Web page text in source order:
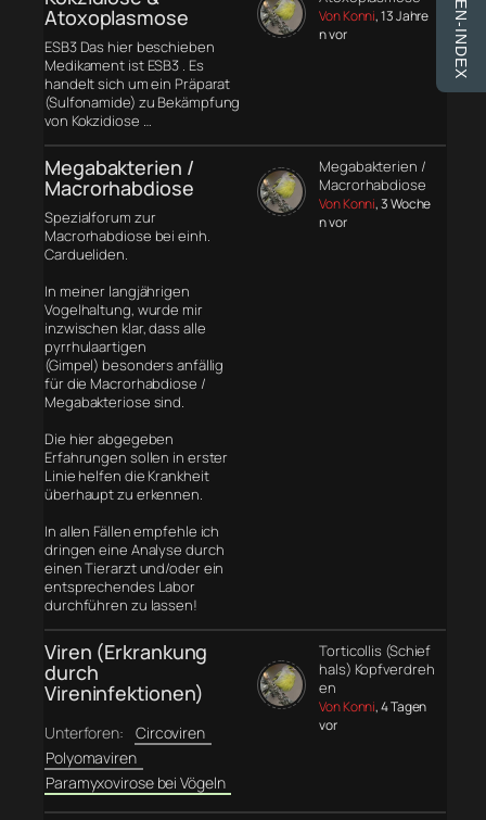
Atoxoplasmose
ESB3 Das hier beschieben
Medikament ist ESB3 . Es
handelt sich um ein Präparat
(Sulfonamide) zu Bekämpfung
von Kokzidiose …
Von Konni, 13 Jahre
n vor
Megabakterien /
Macrorhabdiose
Spezialforum zur
Macrorhabdiose bei einh.
Cardueliden.
In meiner langjährigen
Vogelhaltung, wurde mir
inzwischen klar, dass alle
pyrrhulaartigen
(Gimpel) besonders anfällig
für die Macrorhabdiose /
Megabakteriose sind.
Die hier abgegeben
Erfahrungen sollen in erster
Linie helfen die Krankheit
überhaupt zu erkennen.
In allen Fällen empfehle ich
dringen eine Analyse durch
einen Tierarzt und/oder ein
entsprechendes Labor
durchführen zu lassen!
Megabakterien /
Macrorhabdiose
Von Konni, 3 Woche
n vor
Viren (Erkrankung
durch
Vireninfektionen)
Unterforen:
Circoviren
Polyomaviren
Paramyxovirose bei Vögeln
Torticollis (Schief
hals) Kopfverdreh
en
Von Konni, 4 Tagen
vor